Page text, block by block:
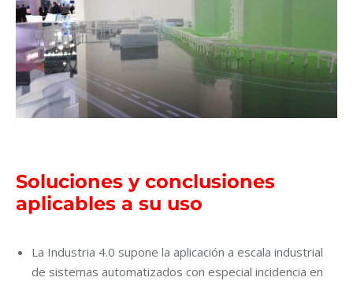
Soluciones y conclusiones
aplicables a su uso
La Industria 4.0 supone la aplicación a escala industrial
de sistemas automatizados con especial incidencia en